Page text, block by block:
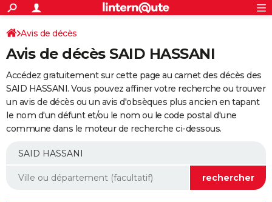
ACTUALITÉS
Politique
Société
Faits Divers
Education
Monde
Villes
+
SPORT
Coupe du monde 2026
Football
Tennis
Cyclisme
Rugby
Forum
Programme TV
TNT
Streaming
Cinéma
Sorties cinéma
Musique
+
FINANCE
Impôts
Immobilier
Risques naturels par ville
Banque
Assurance
Crédit
AUTO
Essais
Réserver un essai
Citadines
Berlines
SUV
Forum auto
+
Mobiles
Meilleur smartphone
Internet
Ordinateurs
Jeux vidéo
Guide high-tech
Aménagement intérieur
Avis de décès
Avis de décès SAID HASSANI
Accédez gratuitement sur cette page au carnet des décès des
SAID HASSANI. Vous pouvez affiner votre recherche ou trouver
un avis de décès ou un avis d'obsèques plus ancien en tapant
le nom d'un défunt et/ou le nom ou le code postal d'une
commune dans le moteur de recherche ci-dessous.